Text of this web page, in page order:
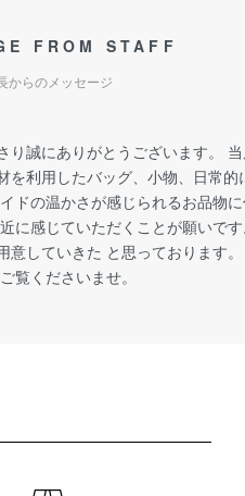
FROM STAFF
からのメッセージ
誠にありがとうございます。
利用したバッグ、小物、日常
ドの温かさが感じられるお品物
に感じていただくことが願いで
意していきた と思っております
覧くださいませ。